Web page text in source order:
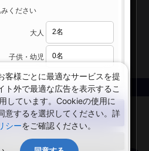
規約集
ニュースリリース
サイトマップ
AGENCY Co.,LTD. All rights reserved.
ください
大人
子供・幼児
検索する
閉じる
客様ごとに最適なサービスを提
ト外で最適な広告を表示するこ
しています。Cookieの使用に
意するを選択してください。詳
シーをご確認ください。